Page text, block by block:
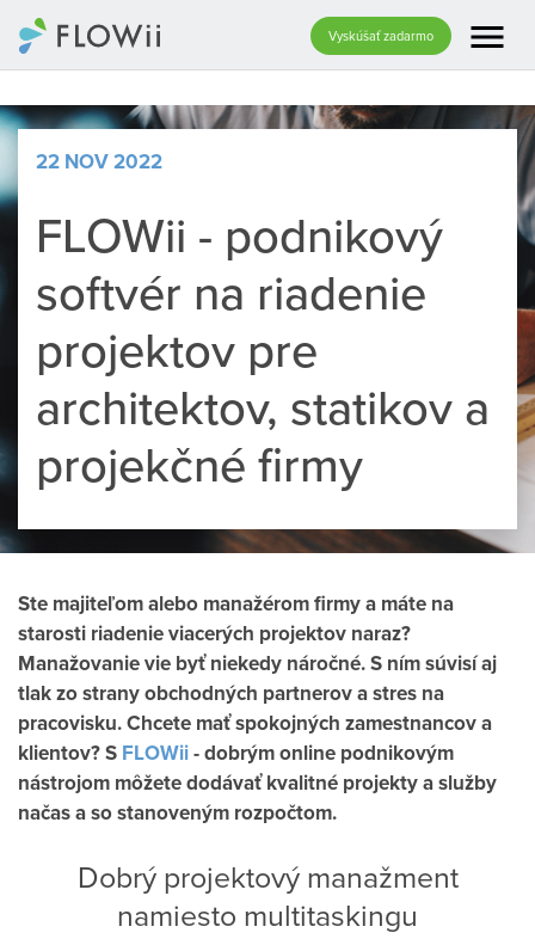
Vyskúšať zadarmo menu
22 NOV 2022
FLOWii - podnikový
softvér na riadenie
projektov pre
architektov, statikov a
projekčné firmy
Ste majiteľom alebo manažérom firmy a máte na
starosti riadenie viacerých projektov naraz?
Manažovanie vie byť niekedy náročné. S ním súvisí aj
tlak zo strany obchodných partnerov a stres na
pracovisku. Chcete mať spokojných zamestnancov a
klientov? S FLOWii- dobrým online podnikovým
nástrojom môžete dodávať kvalitné projekty a služby
načas a so stanoveným rozpočtom.
Dobrý projektový manažment
namiesto multitaskingu